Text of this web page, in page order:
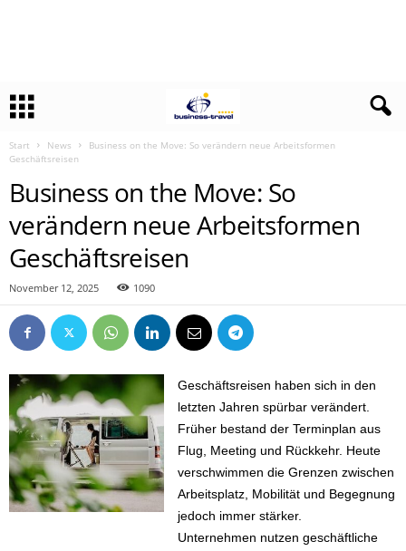
Start News
Business on the Move: So verändern neue Arbeitsformen
Geschäftsreisen
Business on the Move: So
verändern neue Arbeitsformen
Geschäftsreisen
November 12, 2025 1090
Geschäftsreisen haben sich in den
letzten Jahren spürbar verändert.
Früher bestand der Terminplan aus
Flug, Meeting und Rückkehr. Heute
verschwimmen die Grenzen zwischen
Arbeitsplatz, Mobilität und Begegnung
jedoch immer stärker.
Unternehmen nutzen geschäftliche